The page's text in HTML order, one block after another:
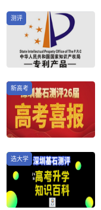
测评
新高考
选大学